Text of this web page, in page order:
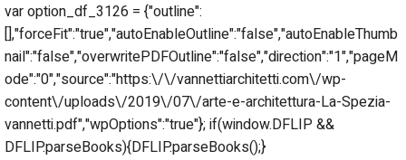
var option_df_3126 = {"outline":
[],"forceFit":"true","autoEnableOutline":"false","autoEnableThumb
nail":"false","overwritePDFOutline":"false","direction":"1","pageM
ode":"0","source":"https:\/\/vannettiarchitetti.com\/wp-
content\/uploads\/2019\/07\/arte-e-architettura-La-Spezia-
vannetti.pdf","wpOptions":"true"}; if(window.DFLIP &&
DFLIP.parseBooks){DFLIP.parseBooks();}